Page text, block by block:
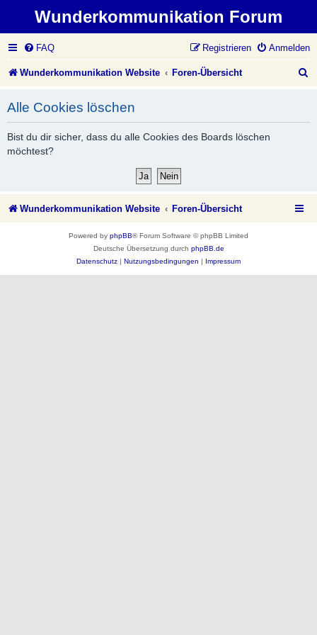
Wunderkommunikation Forum
FAQ Anmelden
Registrieren
Wunderkommunikation Website Foren-Übersicht
Alle Cookies löschen
Bist du dir sicher, dass du alle Cookies des Boards löschen
möchtest?
Wunderkommunikation Website Foren-Übersicht
Powered by phpBB® Forum Software © phpBB Limited
Deutsche Übersetzung durch phpBB.de
Datenschutz | Nutzungsbedingungen | Impressum